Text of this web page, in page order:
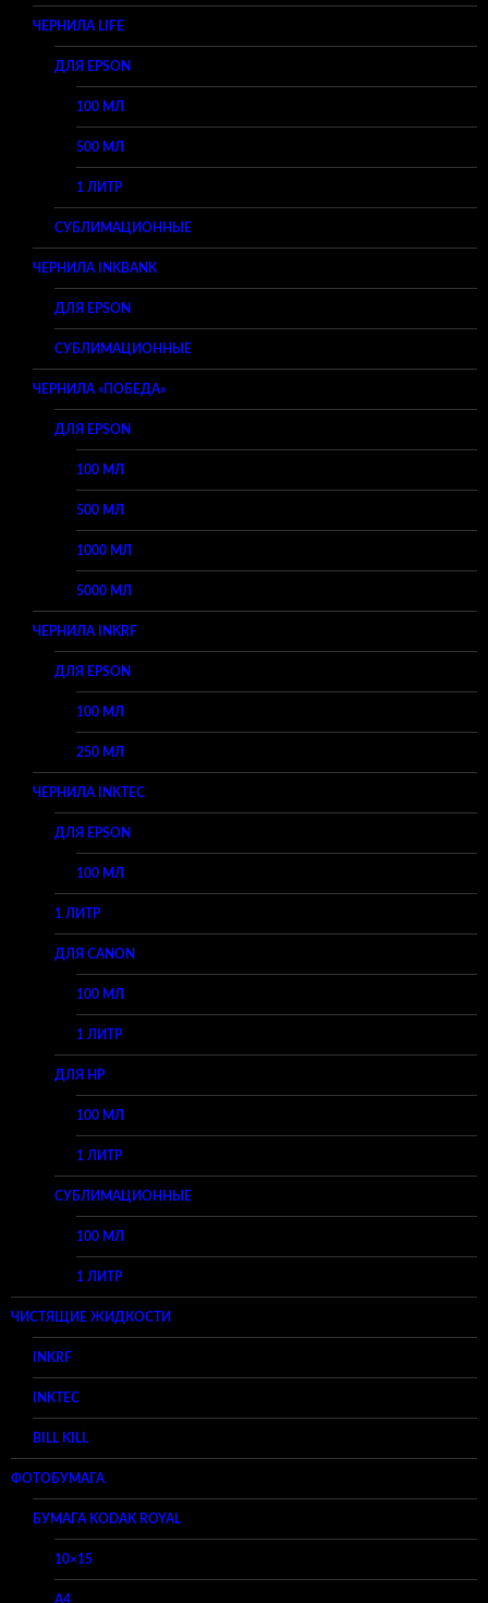
ЧЕРНИЛА LIFE
ДЛЯ EPSON
100 МЛ
500 МЛ
1 ЛИТР
СУБЛИМАЦИОННЫЕ
ЧЕРНИЛА INKBANK
ДЛЯ EPSON
СУБЛИМАЦИОННЫЕ
ЧЕРНИЛА «ПОБЕДА»
ДЛЯ EPSON
100 МЛ
500 МЛ
1000 МЛ
5000 МЛ
ЧЕРНИЛА INKRF
ДЛЯ EPSON
100 МЛ
250 МЛ
ЧЕРНИЛА INKTEC
ДЛЯ EPSON
100 МЛ
1 ЛИТР
ДЛЯ CANON
100 МЛ
1 ЛИТР
ДЛЯ HP
100 МЛ
1 ЛИТР
СУБЛИМАЦИОННЫЕ
100 МЛ
1 ЛИТР
ЧИСТЯЩИЕ ЖИДКОСТИ
INKRF
INKTEC
BILL KILL
ФОТОБУМАГА
БУМАГА KODAK ROYAL
10×15
A4